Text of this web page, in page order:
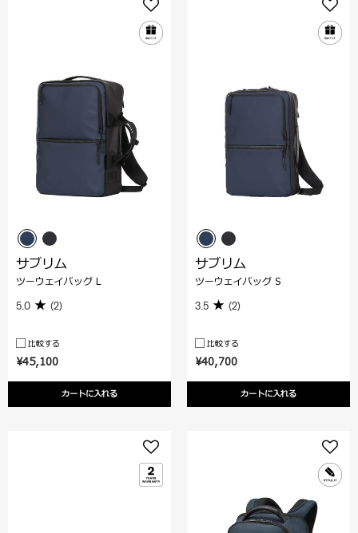
¥45,100
カートに入れる
サブリム
ツーウェイバッグ L
5.0 (2)
比較する
¥40,700
カートに入れる
サブリム
ツーウェイバッグ S
3.5 (2)
比較する